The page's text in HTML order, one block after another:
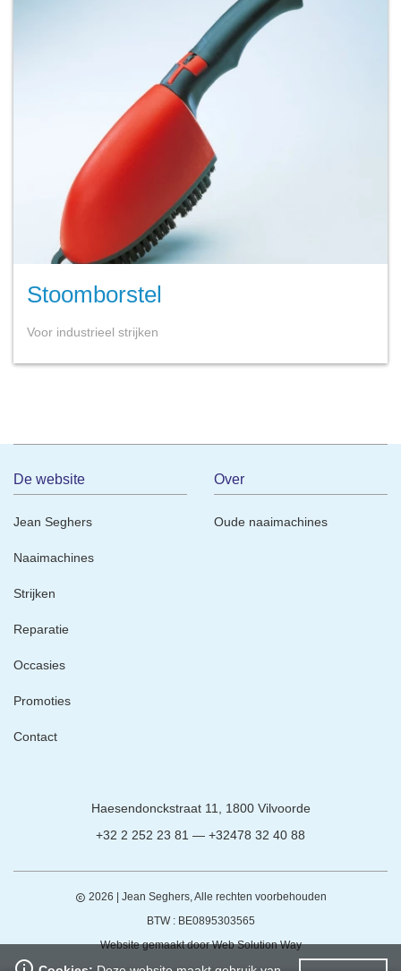
Stoomborstel
Voor industrieel strijken
De website
Jean Seghers
Naaimachines
Strijken
Reparatie
Occasies
Promoties
Contact
Over
Oude naaimachines
Haesendonckstraat 11, 1800 Vilvoorde
+32 2 252 23 81 — +32478 32 40 88
copyright 2026 | Jean Seghers, Alle rechten voorbehouden
BTW : BE0895303565
Website gemaakt doorWeb Solution Way